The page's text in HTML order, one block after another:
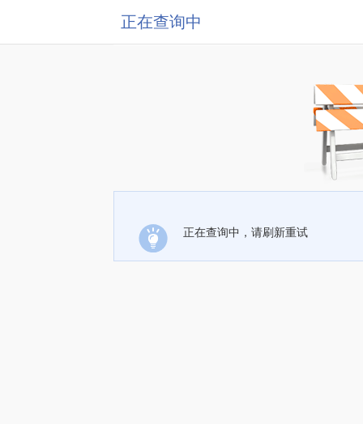
正在查询中
正在查询中，请刷新重试